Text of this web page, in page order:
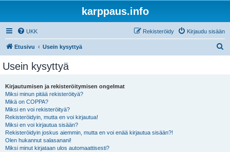
karppaus.info
UKK Kirjaudu sisään
Rekisteröidy
Etusivu Usein kysyttyä
Usein kysyttyä
Kirjautumisen ja rekisteröitymisen ongelmat
Miksi minun pitää rekisteröityä?
Mikä on COPPA?
Miksi en voi rekisteröityä?
Rekisteröidyin, mutta en voi kirjautua!
Miksi en voi kirjautua sisään?
Rekisteröidyin joskus aiemmin, mutta en voi enää kirjautua sisään?!
Olen hukannut salasanani!
Miksi minut kirjataan ulos automaattisesti?